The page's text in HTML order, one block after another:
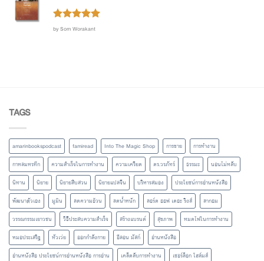
Rated5out
by Som Worakant
TAGS
amarinbookspodcast famiread Into The Magic Shop การขาย
การทำงาน
กาหลมหรทึก
ความสำเร็จในการทำงาน ความเครียด ดร.วรภัทร์ ธรรมะ
นอนไม่หลับ
นิทาน
นิยาย นิยายสืบสวน นิยายแปลจีน บริหารสมอง
ประโยชน์การอ่านหนังสือ
พัฒนาตัวเอง
มูมิน ลดความอ้วน ลดน้ำหนัก ลอร์ด ออฟ เดอะ ริงส์
ลากอม
วรรณกรรมเยาวชน
วิธีประสบความสำเร็จ สร้างแบรนด์ สุขภาพ
หมดไฟในการทำงาน
หมอประเสริฐ
หัวเว่ย ออกกำลังกาย อีลอน มัสก์
อ่านหนังสือ
อ่านหนังสือ ประโยชน์การอ่านหนังสือ การอ่าน
เคล็ดลับการทำงาน
เชอร์ล็อก โฮล์มส์